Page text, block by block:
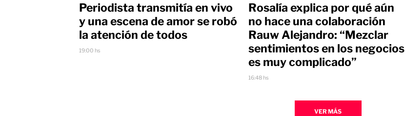
Periodista transmitía en vivo
y una escena de amor se robó
la atención de todos
19:00 hs
Rosalía explica por qué aún
no hace una colaboración
Rauw Alejandro: “Mezclar
sentimientos en los negocios
es muy complicado”
16:48 hs
VER MÁS